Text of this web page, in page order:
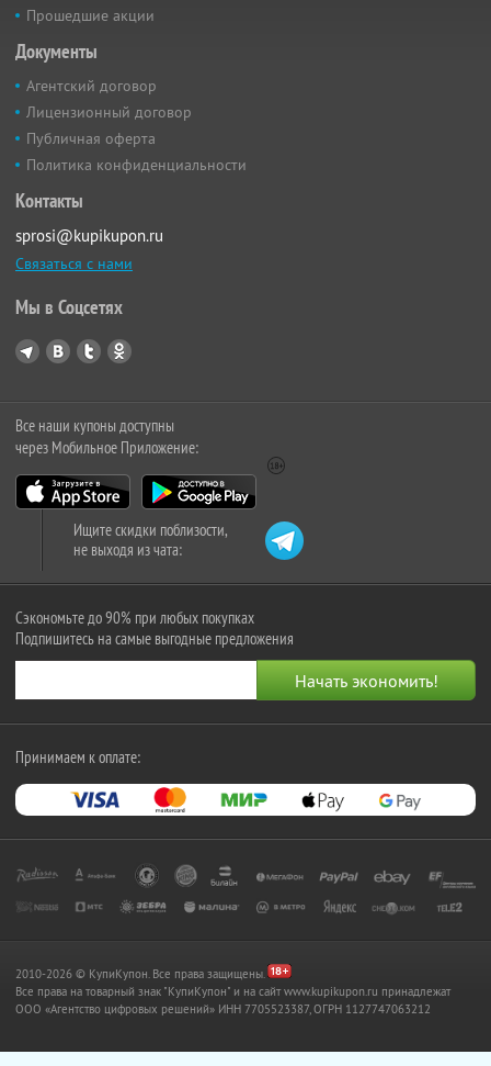
Прошедшие акции
Документы
Агентский договор
Лицензионный договор
Публичная оферта
Политика конфиденциальности
Контакты
sprosi@kupikupon.ru
Связаться с нами
Мы в Соцсетях
Все наши купоны доступны
через Мобильное Приложение:
Ищите скидки поблизости,
не выходя из чата:
Сэкономьте до 90% при любых покупках
Подпишитесь на самые выгодные предложения
Принимаем к оплате:
2010-2026 © КупиКупон. Все права защищены.
Все права на товарный знак "КупиКупон" и на сайт www.kupikupon.ru принадлежат
OOO «Агентство цифровых решений» ИНН 7705523387, ОГРН 1127747063212